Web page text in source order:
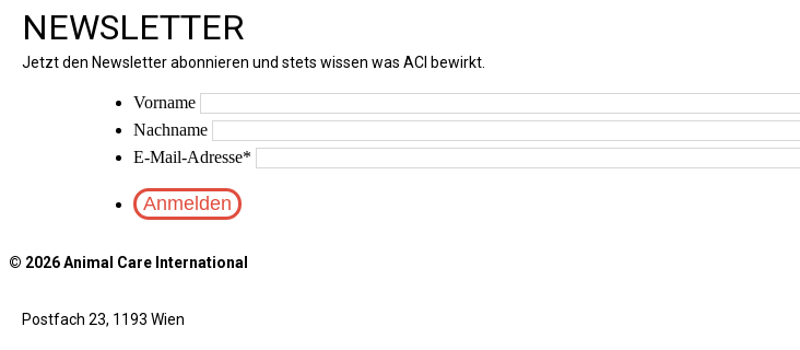
NEWSLETTER
Jetzt den Newsletter abonnieren und stets wissen was ACI bewirkt.
Vorname
Nachname
E-Mail-Adresse*
© 2026 Animal Care International
Postfach 23, 1193 Wien